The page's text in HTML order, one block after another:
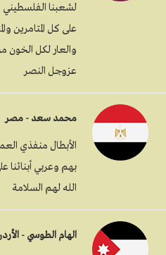
لشعبنا الفلسطيني
على كل المتامرين
والعار لكل الخون
عزوجل النصر
محمد سعد - مصر
الأبطال منفذي
بهم وعربي أبنائنا
الله لهم السلامة
الهام الطوسي -